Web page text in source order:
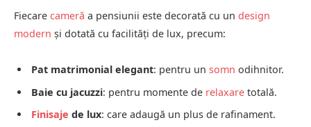
Fiecare cameră a pensiunii este decorată cu un design
modern și dotată cu facilități de lux, precum:
Pat matrimonial elegant: pentru un somn odihnitor.
Baie cu jacuzzi: pentru momente de relaxare totală.
Finisaje de lux: care adaugă un plus de rafinament.